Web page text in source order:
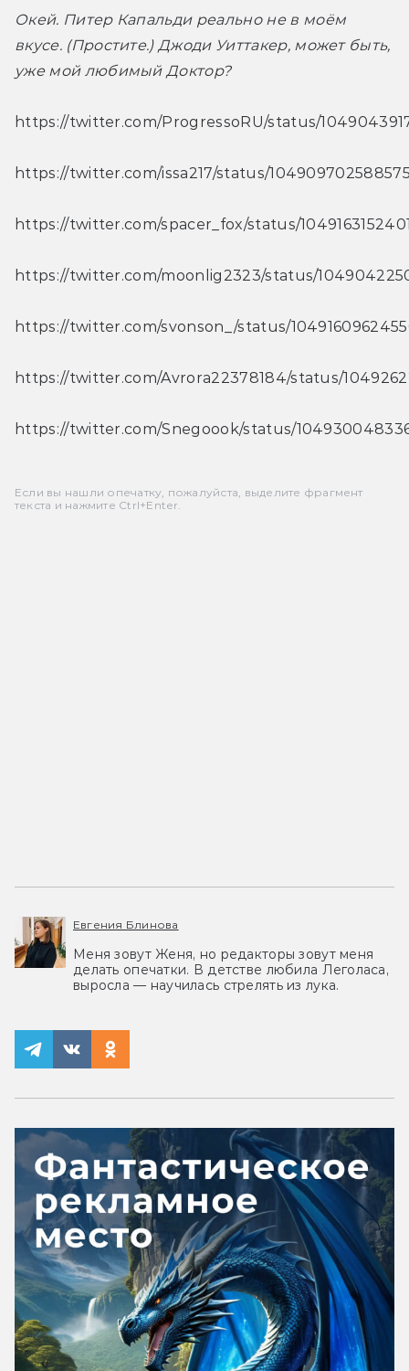
Окей. Питер Капальди реально не в моём
вкусе. (Простите.) Джоди Уиттакер, может быть,
уже мой любимый Доктор?
https://twitter.com/ProgressoRU/status/
https://twitter.com/issa217/status/
https://twitter.com/spacer_fox/status/
https://twitter.com/moonlig2323/status/
https://twitter.com/svonson_/status/
https://twitter.com/Avrora22378184/status/
https://twitter.com/Snegoook/status/
Если вы нашли опечатку, пожалуйста, выделите фрагмент
текста и нажмите Ctrl+Enter.
Евгения Блинова
Меня зовут Женя, но редакторы зовут меня
делать опечатки. В детстве любила Леголаса,
выросла — научилась стрелять из лука.